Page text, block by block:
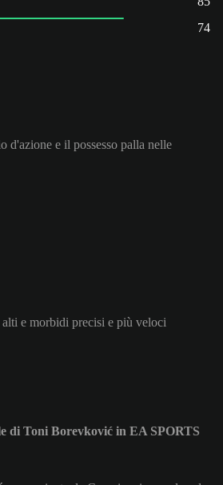
74
d'azione e il possesso palla nelle
e morbidi precisi e più veloci
di Toni Borevković in EA SPORTS